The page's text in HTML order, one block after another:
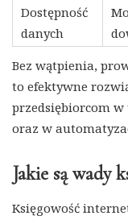
Dostępność
danych
Bez wątpienia,
to efektywne
przedsiębiorcom
oraz w
Jakie są wady
Księgowość